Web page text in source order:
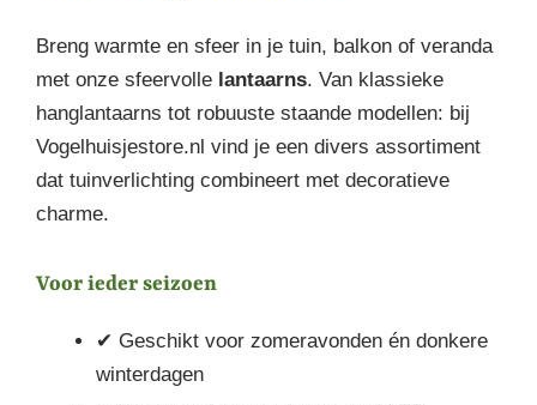
Breng warmte en sfeer in je tuin, balkon of veranda
met onze sfeervolle lantaarns. Van klassieke
hanglantaarns tot robuuste staande modellen: bij
Vogelhuisjestore.nl vind je een divers assortiment
dat tuinverlichting combineert met decoratieve
charme.
Voor ieder seizoen
✔ Geschikt voor zomeravonden én donkere
winterdagen